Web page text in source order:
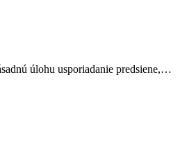
úlohu usporiadanie predsiene,…